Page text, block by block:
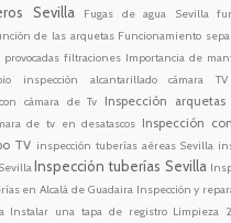
Sevilla Fugas de agua Sevilla
de las arquetas Funcionamiento
provocadas filtraciones Importancia de
inspección alcantarillado cámara
cámara de Tv
Inspección arquetas
de tv en desatascos Inspección
TV inspección tuberías aéreas Sevilla
Inspección tuberías Sevilla
en Alcalá de Guadaira Inspección y
Instalar una tapa de registro Limpieza